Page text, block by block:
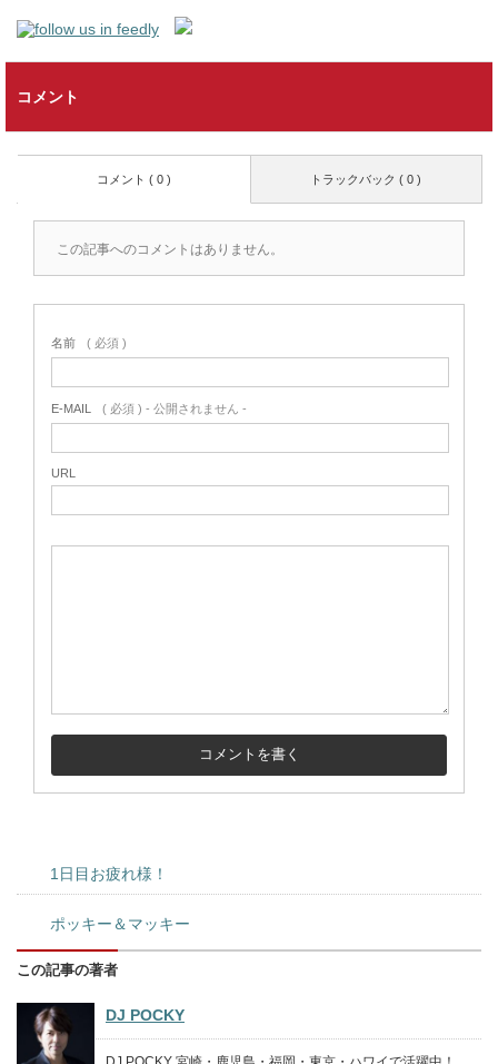
コメント
トラックバック ( 0 )
コメント ( 0 )
この記事へのコメントはありません。
名前 ( 必須 )
E-MAIL ( 必須 ) - 公開されません -
URL
1日目お疲れ様！
ポッキー＆マッキー
この記事の著者
DJ POCKY